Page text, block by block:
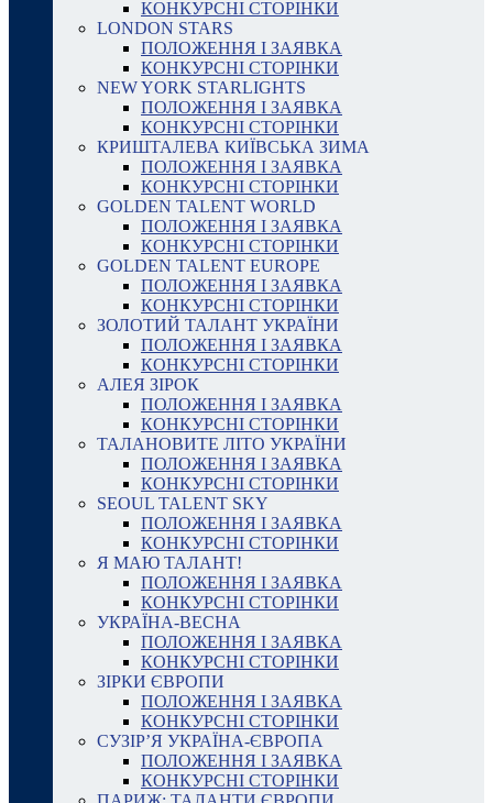
КОНКУРСНІ СТОРІНКИ
LONDON STARS
ПОЛОЖЕННЯ І ЗАЯВКА
КОНКУРСНІ СТОРІНКИ
NEW YORK STARLIGHTS
ПОЛОЖЕННЯ І ЗАЯВКА
КОНКУРСНІ СТОРІНКИ
КРИШТАЛЕВА КИЇВСЬКА ЗИМА
ПОЛОЖЕННЯ І ЗАЯВКА
КОНКУРСНІ СТОРІНКИ
GOLDEN TALENT WORLD
ПОЛОЖЕННЯ І ЗАЯВКА
КОНКУРСНІ СТОРІНКИ
GOLDEN TALENT EUROPE
ПОЛОЖЕННЯ І ЗАЯВКА
КОНКУРСНІ СТОРІНКИ
ЗОЛОТИЙ ТАЛАНТ УКРАЇНИ
ПОЛОЖЕННЯ І ЗАЯВКА
КОНКУРСНІ СТОРІНКИ
АЛЕЯ ЗІРОК
ПОЛОЖЕННЯ І ЗАЯВКА
КОНКУРСНІ СТОРІНКИ
ТАЛАНОВИТЕ ЛІТО УКРАЇНИ
ПОЛОЖЕННЯ І ЗАЯВКА
КОНКУРСНІ СТОРІНКИ
SEOUL TALENT SKY
ПОЛОЖЕННЯ І ЗАЯВКА
КОНКУРСНІ СТОРІНКИ
Я МАЮ ТАЛАНТ!
ПОЛОЖЕННЯ І ЗАЯВКА
КОНКУРСНІ СТОРІНКИ
УКРАЇНА-ВЕСНА
ПОЛОЖЕННЯ І ЗАЯВКА
КОНКУРСНІ СТОРІНКИ
ЗІРКИ ЄВРОПИ
ПОЛОЖЕННЯ І ЗАЯВКА
КОНКУРСНІ СТОРІНКИ
СУЗІР’Я УКРАЇНА-ЄВРОПА
ПОЛОЖЕННЯ І ЗАЯВКА
КОНКУРСНІ СТОРІНКИ